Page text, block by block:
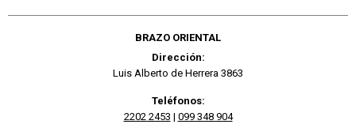
BRAZO ORIENTAL
Dirección:
Luis Alberto de Herrera 3863
Teléfonos:
2202 2453 | 099 348 904